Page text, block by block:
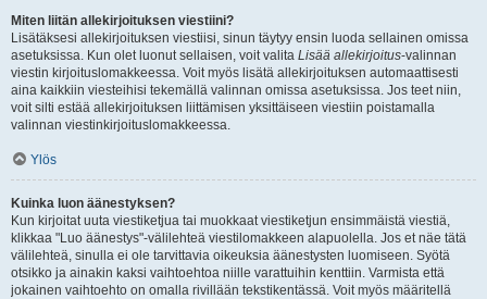
Miten liitän allekirjoituksen viestiini?
Lisätäksesi allekirjoituksen viestiisi, sinun täytyy ensin luoda sellainen omissa
asetuksissa. Kun olet luonut sellaisen, voit valita Lisää allekirjoitus-valinnan
viestin kirjoituslomakkeessa. Voit myös lisätä allekirjoituksen automaattisesti
aina kaikkiin viesteihisi tekemällä valinnan omissa asetuksissa. Jos teet niin,
voit silti estää allekirjoituksen liittämisen yksittäiseen viestiin poistamalla
valinnan viestinkirjoituslomakkeessa.
Ylös
Kuinka luon äänestyksen?
Kun kirjoitat uuta viestiketjua tai muokkaat viestiketjun ensimmäistä viestiä,
klikkaa "Luo äänestys"-välilehteä viestilomakkeen alapuolella. Jos et näe tätä
välilehteä, sinulla ei ole tarvittavia oikeuksia äänestysten luomiseen. Syötä
otsikko ja ainakin kaksi vaihtoehtoa niille varattuihin kenttiin. Varmista että
jokainen vaihtoehto on omalla rivillään tekstikentässä. Voit myös määritellä